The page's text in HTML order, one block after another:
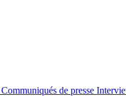
Communiqués de presse